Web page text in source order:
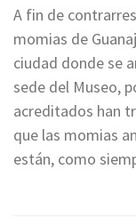
A fin de
momias de
ciudad donde se
sede del Museo,
acreditados han
que las momias
están, como